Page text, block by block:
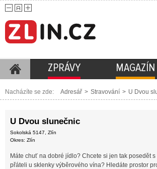
ZPRÁVY MAGAZÍN
Nacházíte se zde: Adresář > Stravování > U Dvou
U Dvou slunečnic
Sokolská 5147, Zlín
Okres: Zlín
Máte chuť na dobré jídlo? Chcete si jen tak posedět s
přáteli u sklenky výběrového vína? Hledáte prostor